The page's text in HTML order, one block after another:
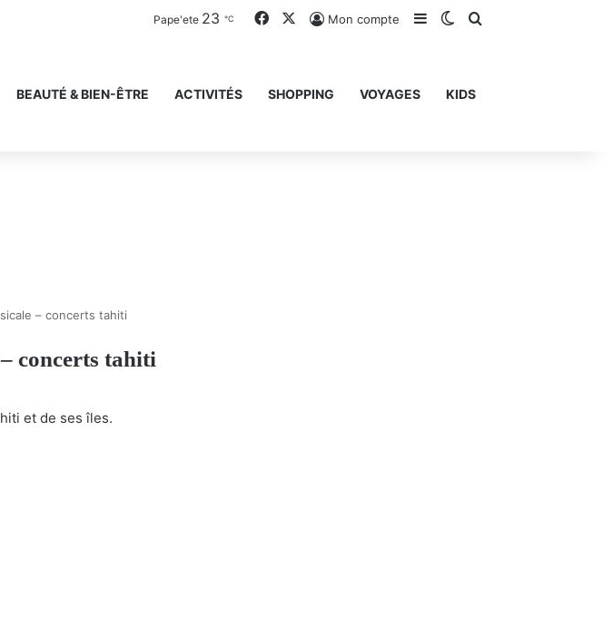
Pape'ete 23 ℃ FacebookMon compte Sidebar (barre latérale)
Switch skin
BEAUTÉ & BIEN-ÊTRE ACTIVITÉS SHOPPING VOYAGES KIDS
– concerts tahiti
concerts tahiti
et de ses îles.